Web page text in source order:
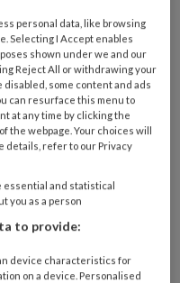
sociaal
worden
dat? Want ook het
personal data, like browsing
Selecting I Accept enables
shown under we and our
Reject All or withdrawing your
some content and ads
can resurface this menu to
at any time by clicking the
the webpage. Your choices will
details, refer to our Privacy
essential and statistical
you as a person
to provide:
device characteristics for
on a device. Personalised